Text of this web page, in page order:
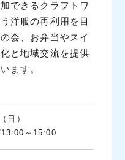
できるクラフトワ
洋服の再利用を目
会、お弁当やスイ
と地域交流を提供
ます。
日）
～15:00